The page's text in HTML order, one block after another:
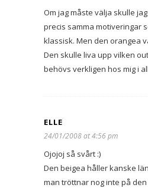
Om jag måste välja skulle
precis samma motiveringar
klassisk. Men den orangea
Den skulle liva upp vilken
behövs verkligen hos mig i
ELLE
24/01/2008 at 4:56 pm
Ojojoj så svårt :)
Den beigea håller kanske
man tröttnar nog inte på den